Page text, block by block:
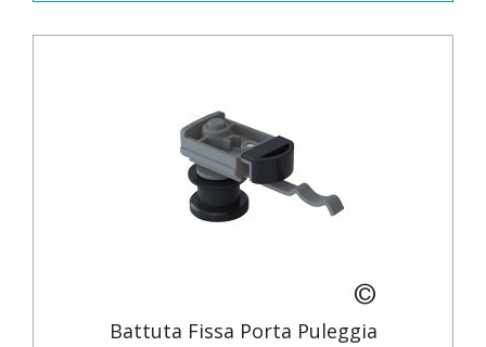
Battuta Fissa Porta Puleggia